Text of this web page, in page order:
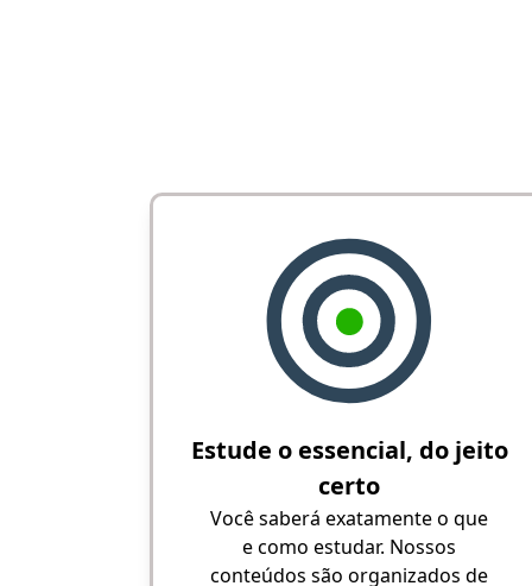
Estude o essencial, do jeito
certo
Você saberá exatamente o que
e como estudar. Nossos
conteúdos são organizados de